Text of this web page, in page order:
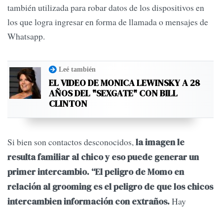
también utilizada para robar datos de los dispositivos en
los que logra ingresar en forma de llamada o mensajes de
Whatsapp.
Leé también
EL VIDEO DE MONICA LEWINSKY A 28
AÑOS DEL "SEXGATE" CON BILL
CLINTON
Si bien son contactos desconocidos, la imagen le
resulta familiar al chico y eso puede generar un
primer intercambio. “El peligro de Momo en
relación al grooming es el peligro de que los chicos
intercambien información con extraños.Hay